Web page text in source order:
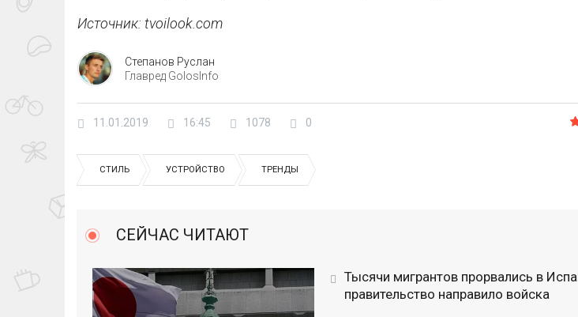
Источник: tvoilook.com
Степанов Руслан
Главред GolosInfo
11.01.2019 16:45 1078 0
СТИЛЬ УСТРОЙСТВО ТРЕНДЫ
СЕЙЧАС ЧИТАЮТ
Тысячи мигрантов прорвались в
правительство направило войска